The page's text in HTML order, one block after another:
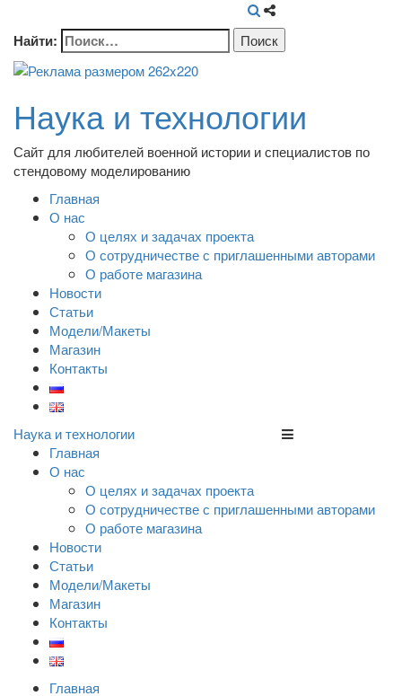
Найти:
Наука и технологии
Сайт для любителей военной истории и специалистов по
стендовому моделированию
Главная
О нас
О целях и задачах проекта
О сотрудничестве с приглашенными авторами
О работе магазина
Новости
Статьи
Модели/Макеты
Магазин
Контакты
Наука и технологии
Главная
О нас
О целях и задачах проекта
О сотрудничестве с приглашенными авторами
О работе магазина
Новости
Статьи
Модели/Макеты
Магазин
Контакты
Главная